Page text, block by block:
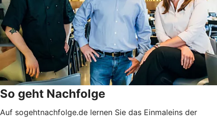
So geht Nachfolge
Auf sogehtnachfolge.de lernen Sie das Einmaleins der